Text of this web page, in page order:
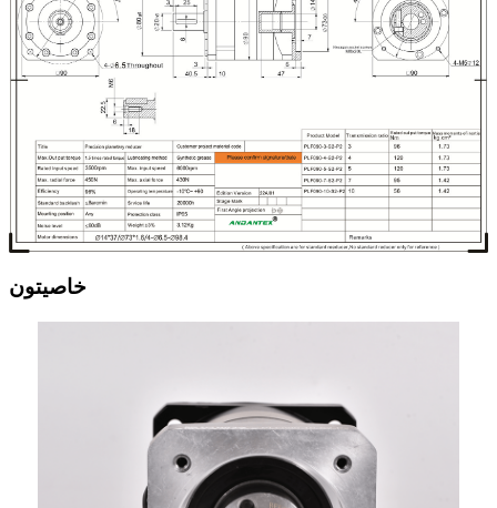
خاصيتون